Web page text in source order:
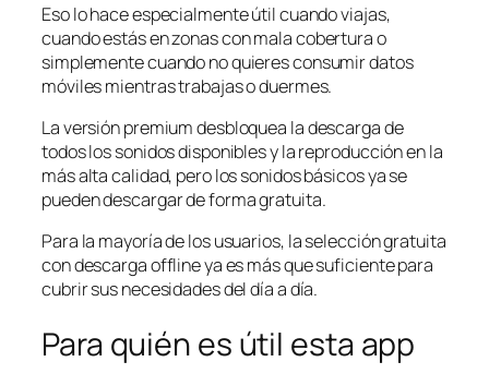
Eso lo hace especialmente útil cuando viajas,
cuando estás en zonas con mala cobertura o
simplemente cuando no quieres consumir datos
móviles mientras trabajas o duermes.
La versión premium desbloquea la descarga de
todos los sonidos disponibles y la reproducción en la
más alta calidad, pero los sonidos básicos ya se
pueden descargar de forma gratuita.
Para la mayoría de los usuarios, la selección gratuita
con descarga offline ya es más que suficiente para
cubrir sus necesidades del día a día.
Para quién es útil esta app